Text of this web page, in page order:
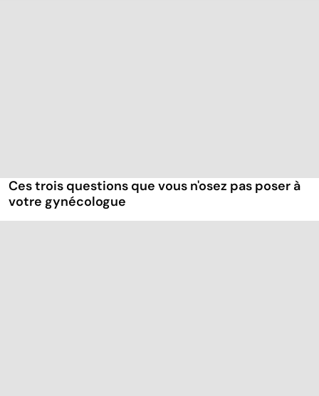
Ces trois questions que vous n'osez pas poser à
votre gynécologue